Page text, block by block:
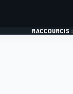
RACCOURCIS :